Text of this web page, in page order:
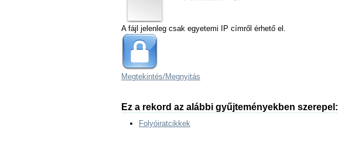
A fájl jelenleg csak egyetemi IP címről érhető el.
Megtekintés/Megnyitás
Ez a rekord az alábbi gyűjteményekben szerepel:
Folyóiratcikkek